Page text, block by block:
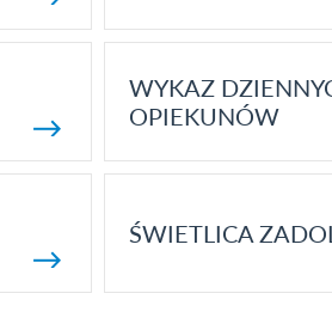
WYKAZ
OPIEKUNÓW
ŚWIETLICA